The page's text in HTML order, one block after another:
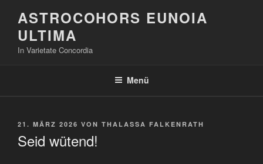
Inhalt
springen
ASTROCOHORS EUNOIA
ULTIMA
In Varietate Concordia
Menü
VERÖFFENTLICHT
21. MÄRZ 2026 VON THALASSA FALKENRATH
Seid wütend!